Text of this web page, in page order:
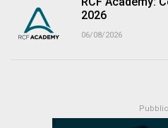
2026
06/08/2026